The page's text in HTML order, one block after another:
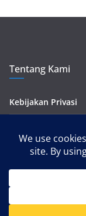
Tentang Kami
Kebijakan Privasi
Pedoman Media
Copyright ©